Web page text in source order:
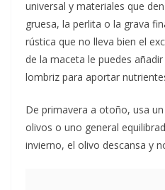
universal y materiales que
gruesa, la perlita o la grava
rústica que no lleva bien el
de la maceta le puedes
lombriz para aportar
De primavera a otoño, usa
olivos o uno general
invierno, el olivo descansa y